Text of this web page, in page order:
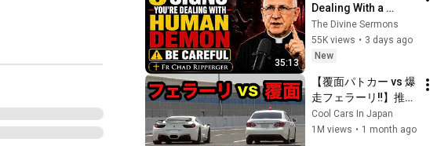
35:13
Dealing With a
Human Demon
(RUN!!!)- Fr Chad
Ripperger
The Divine Sermons
55K views • 3 days ago
New
【覆面パトカー vs 爆
走フェラーリ‼️】推定
１５０キロで猛
追⁉️　[速度取り締ま
Cool Cars In Japan
1M views • 1 month ago